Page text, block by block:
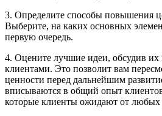
3. Определите способы повышения
Выберите, на каких основных
первую очередь.
4. Оцените лучшие идеи, обсудив их
клиентами. Это позволит вам
ценности перед дальнейшим
вписываются в общий опыт
которые клиенты ожидают от